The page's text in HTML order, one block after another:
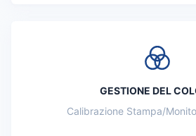
GESTIONE DEL
Calibrazione Stampa/